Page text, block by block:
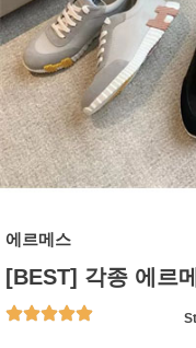
에르메스
[BEST] 각종 에르